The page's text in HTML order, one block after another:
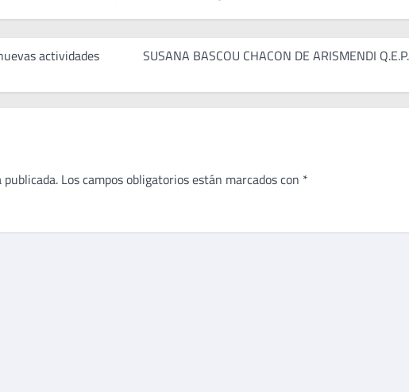
actividades
SUSANA BASCOU CHACON DE ARISMENDI
Los campos obligatorios están marcados con *